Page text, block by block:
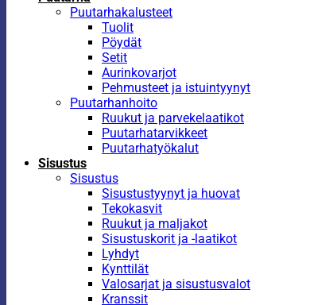
Puutarhakalusteet
Tuolit
Pöydät
Setit
Aurinkovarjot
Pehmusteet ja istuintyynyt
Puutarhanhoito
Ruukut ja parvekelaatikot
Puutarhatarvikkeet
Puutarhatyökalut
Sisustus
Sisustus
Sisustustyynyt ja huovat
Tekokasvit
Ruukut ja maljakot
Sisustuskorit ja -laatikot
Lyhdyt
Kynttilät
Valosarjat ja sisustusvalot
Kranssit